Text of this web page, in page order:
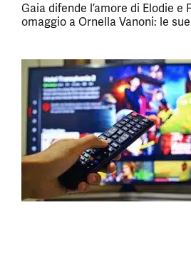
Gaia difende l’amore di Elodie e
omaggio a Ornella Vanoni: le